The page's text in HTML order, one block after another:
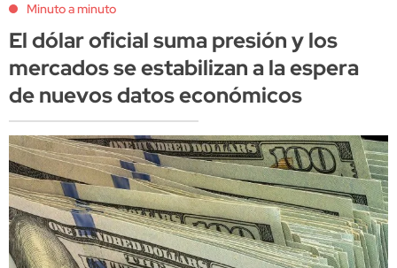
Minuto a minuto
El dólar oficial suma presión y los
mercados se estabilizan a la espera
de nuevos datos económicos